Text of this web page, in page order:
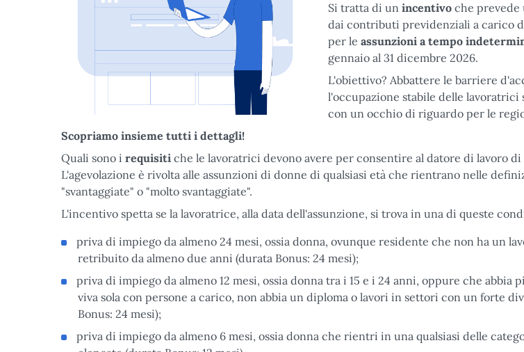
Si tratta di un incentivo che prevede
dai contributi previdenziali a carico
per le assunzioni a tempo
gennaio al 31 dicembre 2026.
L'obiettivo? Abbattere le barriere
l'occupazione stabile delle lavoratrici
con un occhio di riguardo per le
Scopriamo insieme tutti i dettagli!
Quali sono i requisiti che le lavoratrici devono avere per consentire al datore di lavoro di
L'agevolazione è rivolta alle assunzioni di donne di qualsiasi età che rientrano nelle
"svantaggiate" o "molto svantaggiate".
L'incentivo spetta se la lavoratrice, alla data dell'assunzione, si trova in una di queste
priva di impiego da almeno 24 mesi, ossia donna, ovunque residente che non ha un
retribuito da almeno due anni (durata Bonus: 24 mesi);
priva di impiego da almeno 12 mesi, ossia donna tra i 15 e i 24 anni, oppure che abbia
viva sola con persone a carico, non abbia un diploma o lavori in settori con un forte
Bonus: 24 mesi);
priva di impiego da almeno 6 mesi, ossia donna che rientri in una qualsiasi delle